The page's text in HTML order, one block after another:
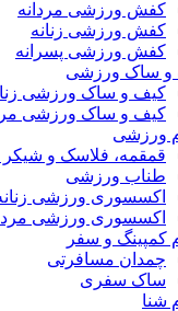
کفش ورزشی مردانه
کفش ورزشی زنانه
کفش ورزشی پسرانه
و ساک ورزشی
کیف و ساک ورزشی
کیف و ساک ورزشی
ورزشی
قمقمه، فلاسک و
طناب ورزشی
اکسسوری ورزشی
اکسسوری ورزشی
کمپینگ و سفر
چمدان مسافرتی
ساک سفری
شنا